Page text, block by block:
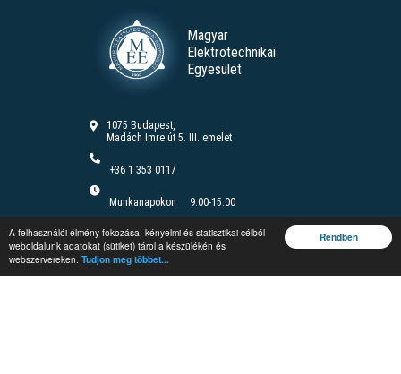
Rendben
A felhasználói élmény fokozása, kényelmi és statisztikai célból
weboldalunk adatokat (sütiket) tárol a készülékén és
webszervereken. Tudjon meg többet...
Magyar
Elektrotechnikai
Egyesület
1075 Budapest,
Madách Imre út 5. III. emelet
+36 1 353 0117
Munkanapokon
9:00-15:00
Felnőttképzési nyilvántartási szám B/2020/000166
Felnőttképzési engedély száma: E/2020/000085